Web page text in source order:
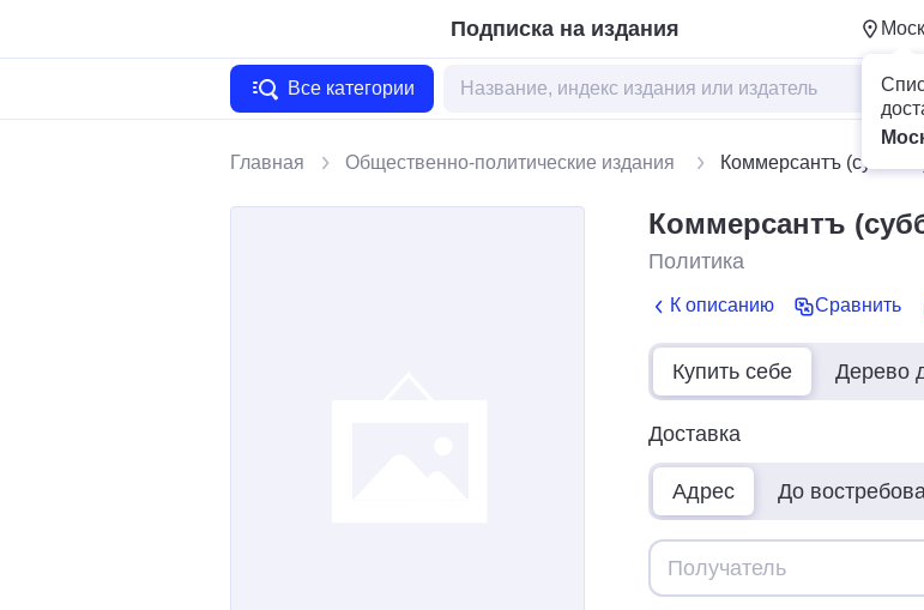
Подписка на издания
Все категории
Главная Общественно-политические издания Коммерсантъ (суббота)
Коммерсантъ
Политика
К описанию Сравнить
Купить себе Дерево
Доставка
Адрес До